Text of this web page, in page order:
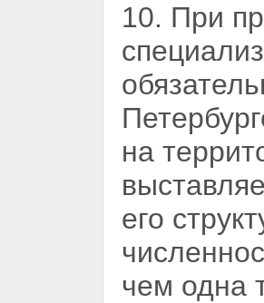
10. При
на
его
чем одна